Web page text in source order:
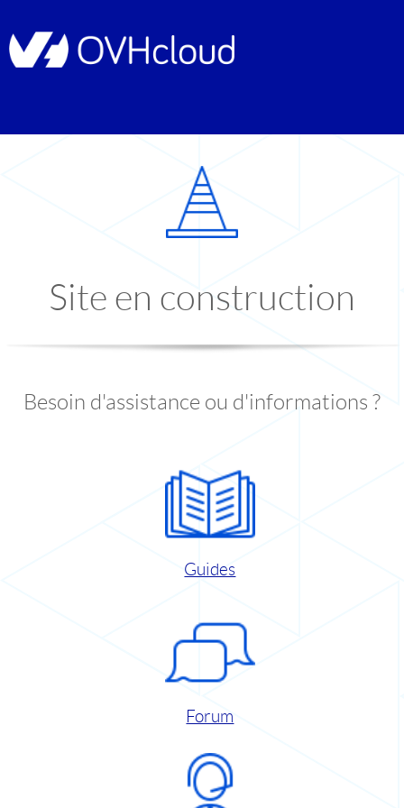
Site en construction
Besoin d'assistance ou d'informations ?
Guides
Forum